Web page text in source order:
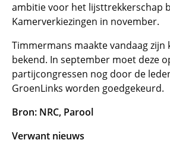
ambitie voor het lijsttrekkerschap
Kamerverkiezingen in november.
Timmermans maakte vandaag
bekend. In september moet deze
partijcongressen nog door de
GroenLinks worden goedgekeurd.
Bron: NRC, Parool
Verwant nieuws